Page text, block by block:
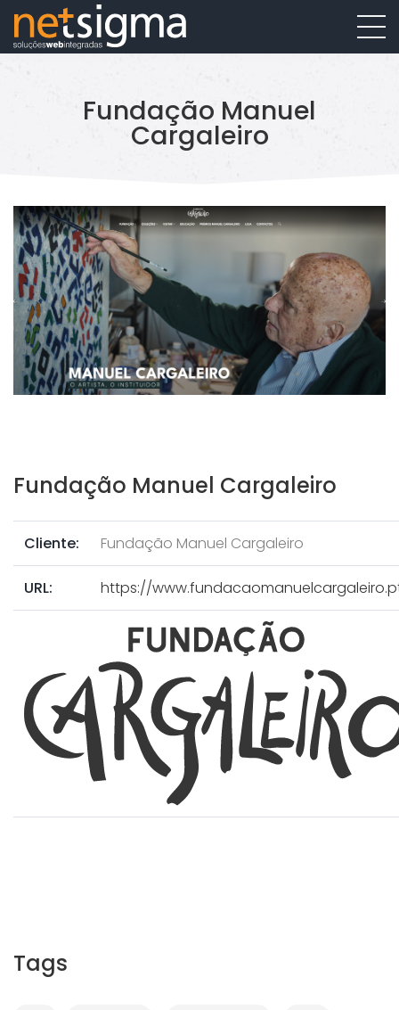
Fundação Manuel
Cargaleiro
Fundação Manuel Cargaleiro
Cliente: Fundação Manuel Cargaleiro
URL: https://
Tags